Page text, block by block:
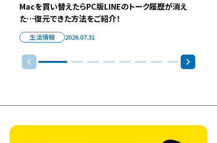
Macを買い替えたらPC版LINEのトーク履歴が消え
た…復元できた方法をご紹介！
生活情報 2026.07.31